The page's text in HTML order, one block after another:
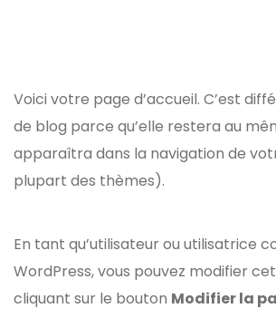
Voici votre page d’accueil. C’est
de blog parce qu’elle restera au
apparaîtra dans la navigation de
plupart des thèmes).
En tant qu’utilisateur ou utilisatrice
WordPress, vous pouvez modifier
cliquant sur le bouton Modifier la